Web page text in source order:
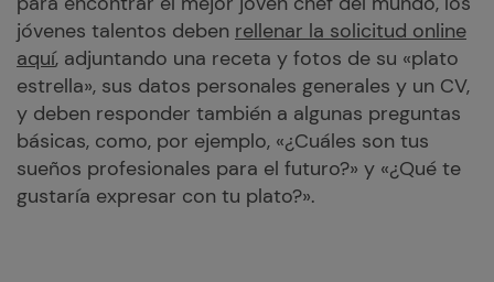
jóvenes talentos deben rellenar la solicitud online
aquí, adjuntando una receta y fotos de su «plato
estrella», sus datos personales generales y un CV,
y deben responder también a algunas preguntas
básicas, como, por ejemplo, «¿Cuáles son tus
sueños profesionales para el futuro?» y «¿Qué te
gustaría expresar con tu plato?».